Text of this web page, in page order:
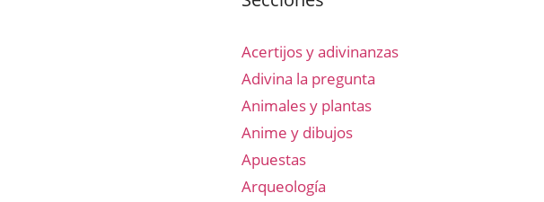
Acertijos y adivinanzas
Adivina la pregunta
Animales y plantas
Anime y dibujos
Apuestas
Arqueología